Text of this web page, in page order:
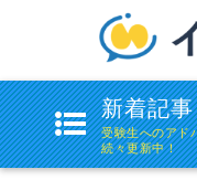
ク
ス
新着記事
受験生へのアド
続々更新中！